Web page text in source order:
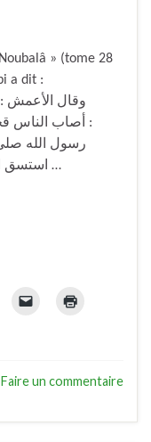
» (tome 28
a dit :
: أصاب الناس
رسول الله
استسق الله لأمتك فإنهم قد هلكوا ، فأتاه رسول …
Faire un commentaire